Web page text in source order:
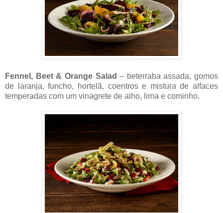
Fennel, Beet & Orange Salad – beterraba assada, gomos
de laranja, funcho, hortelã, coentros e mistura de alfaces
temperadas com um vinagrete de alho, lima e cominho.